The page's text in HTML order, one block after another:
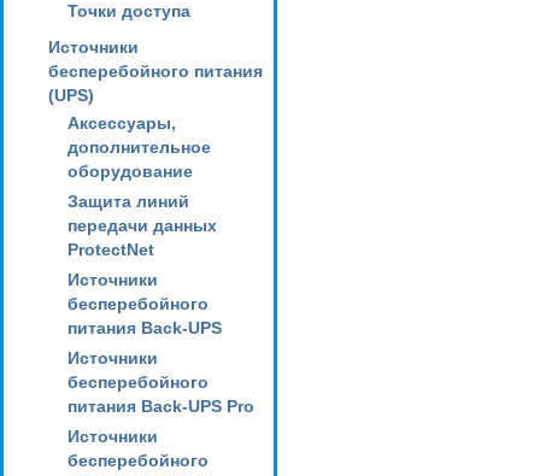
Точки доступа
Источники
бесперебойного питания
(UPS)
Аксессуары,
дополнительное
оборудование
Защита линий
передачи данных
ProtectNet
Источники
бесперебойного
питания Back-UPS
Источники
бесперебойного
питания Back-UPS Pro
Источники
бесперебойного